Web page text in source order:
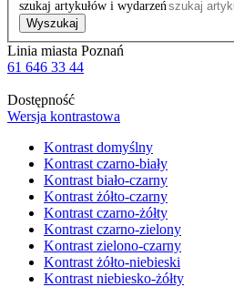
szukaj artykułów i wydarzeń
Wyszukaj
Linia miasta Poznań
61 646 33 44
Dostępność
Wersja kontrastowa
Kontrast domyślny
Kontrast czarno-biały
Kontrast biało-czarny
Kontrast żółto-czarny
Kontrast czarno-żółty
Kontrast czarno-zielony
Kontrast zielono-czarny
Kontrast żółto-niebieski
Kontrast niebiesko-żółty